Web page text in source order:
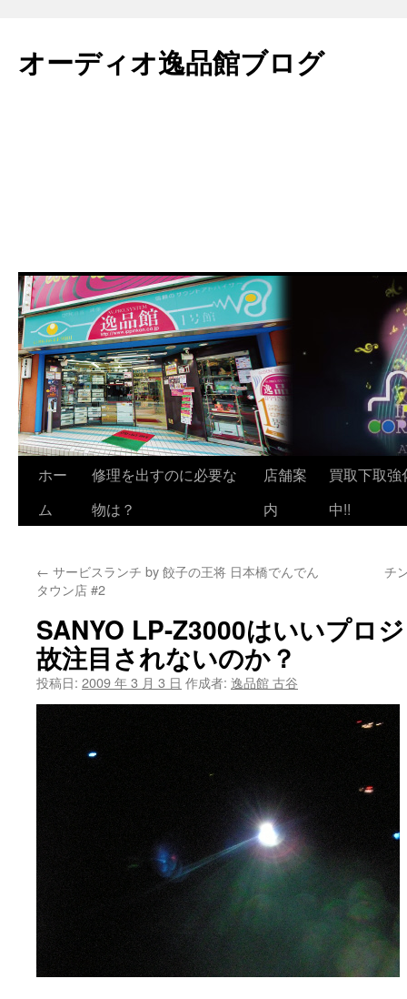
テ
ン
オーディオ逸品館ブログ
ホー
ム
修理を出すのに必要な
物は？
店舗案
内
買取下取強
中!!
← サービスランチ by 餃子の王将 日本橋でんでん
タウン店 #2
チ
SANYO LP-Z3000はいいプロ
故注目されないのか？
投稿日: 2009 年 3 月 3 日 作成者: 逸品館 古谷